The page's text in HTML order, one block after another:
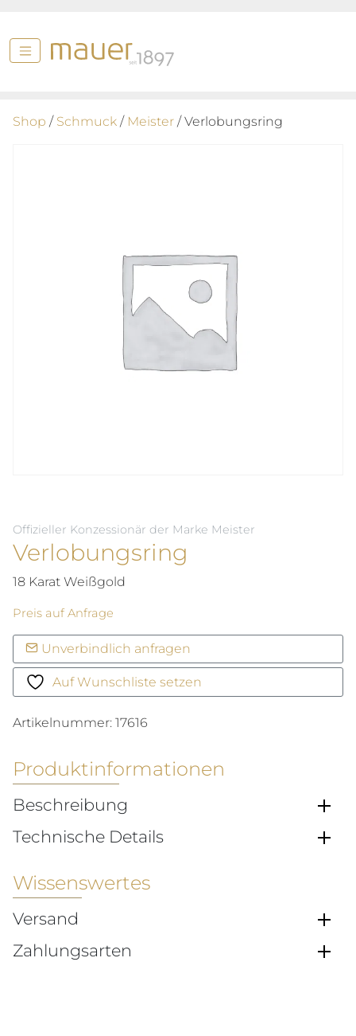
Shop / Schmuck / Meister / Verlobungsring
Offizieller Konzessionär der Marke Meister
Verlobungsring
18 Karat Weißgold
Preis auf Anfrage
Unverbindlich anfragen
Auf Wunschliste setzen
Artikelnummer: 17616
Produktinformationen
Beschreibung
Technische Details
Wissenswertes
Versand
Zahlungsarten